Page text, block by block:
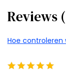
Reviews
Hoe controleren